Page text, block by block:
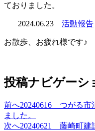
ておりました。
2024.06.23 活動報告
お散歩、お疲れ様です♪
投稿ナビゲーシ
前へ20240616 つがる
ました。
次へ20240621 藤崎町